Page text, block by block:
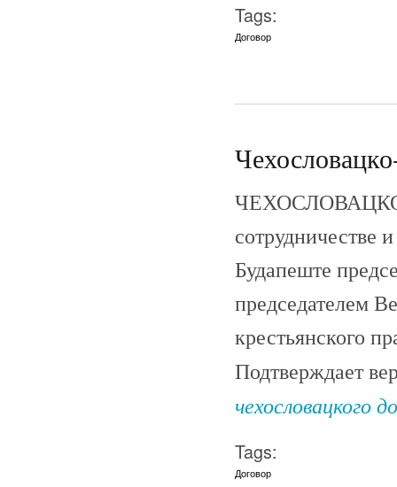
Tags:
Договор
сотрудничестве
Будапеште
председателем
крестьянского
Подтверждает
чехословацкого
Tags:
Договор